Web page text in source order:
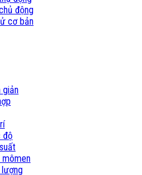
động
cơ bản
giản
độ